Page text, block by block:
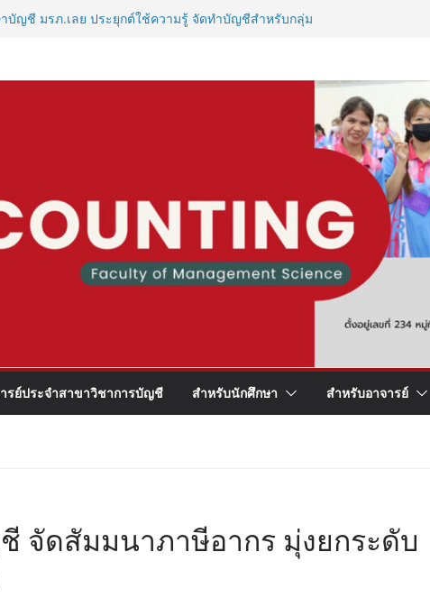
บัญชี มรภ.เลย ประยุกต์ใช้ความรู้ จัดทำบัญชีสำหรับกลุ่ม
ศฝึกประสบการณ์วิชาชีพให้นักศึกษาสาขาบัญชี
รย์ประจำสาขาวิชาการบัญชี สำหรับนักศึกษา สำหรับอาจารย์
จัดสัมมนาภาษีอากร มุ่งยกระดับ